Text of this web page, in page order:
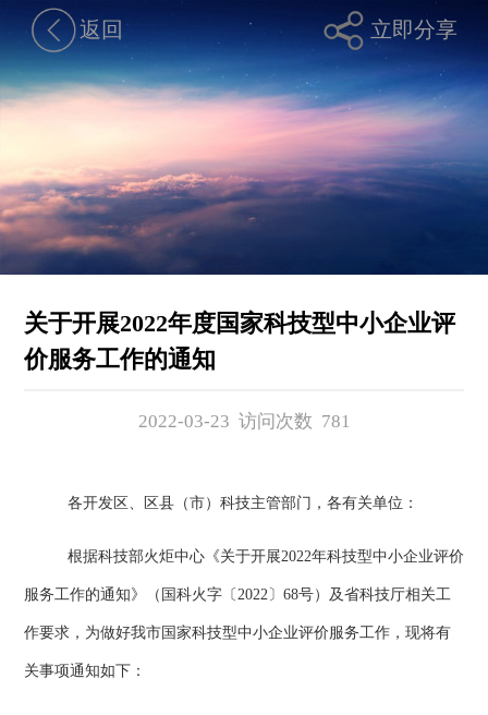
返回 立即分享
关于开展2022年度国家科技型中小企业评
价服务工作的通知
2022-03-23 访问次数 781
各开发区、区县（市）科技主管部门，各有关单位：
根据科技部火炬中心《关于开展2022年科技型中小企业评价
服务工作的通知》（国科火字〔2022 〕68号）及省科技厅相关工
作要求，为做好我市国家科技型中小企业评价服务工作，现将有
关事项通知如下：